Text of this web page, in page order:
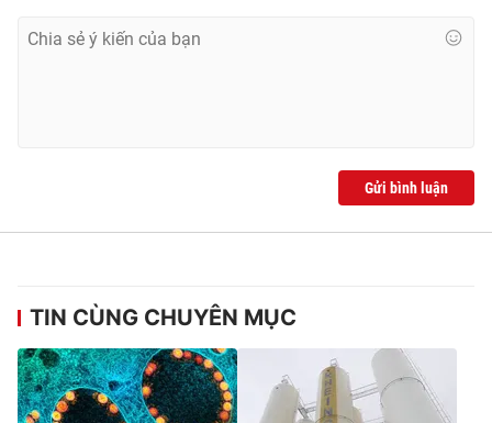
Tổng Biên tập:Vũ Thanh Thủy
Gửi bình luận
TIN CÙNG CHUYÊN MỤC